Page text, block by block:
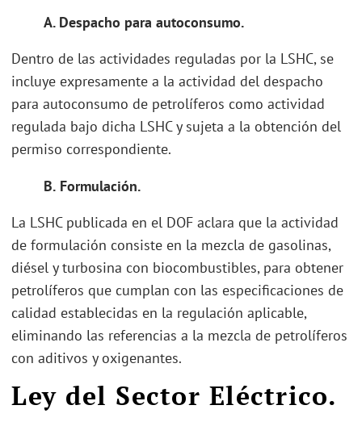
A. Despacho para autoconsumo.
Dentro de las actividades reguladas por la LSHC, se
incluye expresamente a la actividad del despacho
para autoconsumo de petrolíferos como actividad
regulada bajo dicha LSHC y sujeta a la obtención del
permiso correspondiente.
B. Formulación.
La LSHC publicada en el DOF aclara que la actividad
de formulación consiste en la mezcla de gasolinas,
diésel y turbosina con biocombustibles, para obtener
petrolíferos que cumplan con las especificaciones de
calidad establecidas en la regulación aplicable,
eliminando las referencias a la mezcla de petrolíferos
con aditivos y oxigenantes.
Ley del Sector Eléctrico.